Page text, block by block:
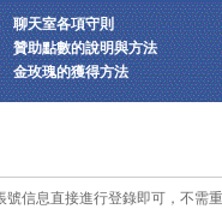
聊天室各項守則
贊助點數的說明與方法
金玫瑰的獲得方法
信息直接進行登錄即可，不需